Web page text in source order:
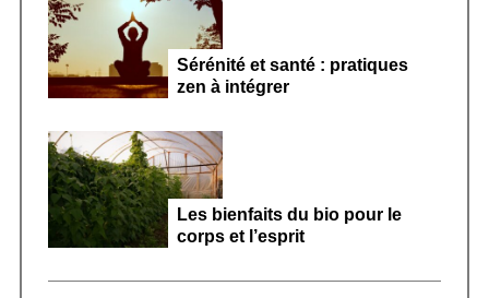
Sérénité et santé : pratiques
zen à intégrer
Les bienfaits du bio pour le
corps et l’esprit